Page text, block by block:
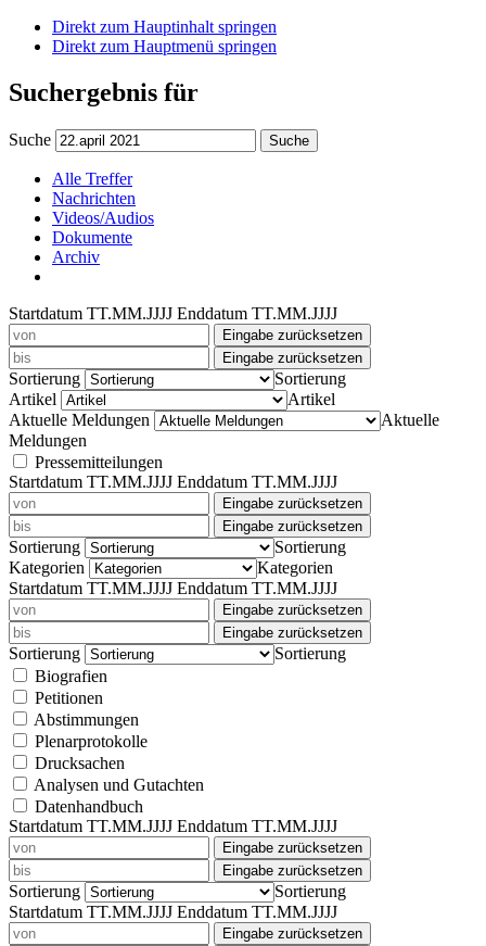
Direkt zum Hauptinhalt springen
Direkt zum Hauptmenü springen
Suchergebnis für
Suche Suche
Alle Treffer
Nachrichten
Videos/Audios
Dokumente
Archiv
Startdatum TT.MM.JJJJ Enddatum TT.MM.JJJJ
Eingabe zurücksetzen
Eingabe zurücksetzen
Sortierung
Sortierung
Artikel
Artikel
Aktuelle Meldungen
Aktuelle
Meldungen
Pressemitteilungen
Startdatum TT.MM.JJJJ Enddatum TT.MM.JJJJ
Eingabe zurücksetzen
Eingabe zurücksetzen
Sortierung
Sortierung
Kategorien
Kategorien
Startdatum TT.MM.JJJJ Enddatum TT.MM.JJJJ
Eingabe zurücksetzen
Eingabe zurücksetzen
Sortierung
Sortierung
Biografien
Petitionen
Abstimmungen
Plenarprotokolle
Drucksachen
Analysen und Gutachten
Datenhandbuch
Startdatum TT.MM.JJJJ Enddatum TT.MM.JJJJ
Eingabe zurücksetzen
Eingabe zurücksetzen
Sortierung
Sortierung
Startdatum TT.MM.JJJJ Enddatum TT.MM.JJJJ
Eingabe zurücksetzen